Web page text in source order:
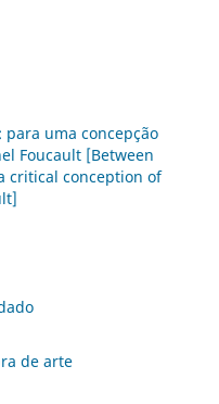
uma concepção
Foucault [Between
critical conception of
de arte